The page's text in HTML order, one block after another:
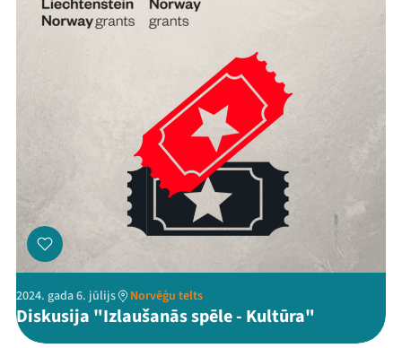
2024. gada 6. jūlijs Norvēģu telts
Diskusija "Izlaušanās spēle - Kultūra"